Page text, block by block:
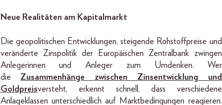
Neue Realitäten am Kapitalmarkt
Die geopolitischen Entwicklungen, steigende Rohstoffpreise und
veränderte Zinspolitik der Europäischen Zentralbank zwingen
Anlegerinnen und Anleger zum Umdenken. Wer
dieZusammenhänge zwischen Zinsentwicklung und
Goldpreisversteht, erkennt schnell, dass verschiedene
Anlageklassen unterschiedlich auf Marktbedingungen reagieren.